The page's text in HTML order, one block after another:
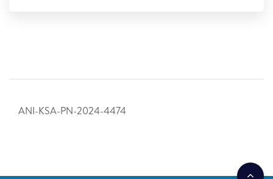
ANI-KSA-PN-2024-4474